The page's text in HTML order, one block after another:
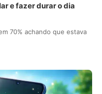
e fazer durar o dia
70% achando que estava